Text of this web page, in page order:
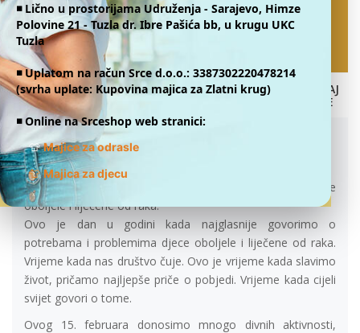
◾️ Lično u prostorijama Udruženja - Sarajevo, Himze
Polovine 21 - Tuzla dr. Ibre Pašića bb, u krugu UKC
Tuzla
◾️ Uplatom na račun Srce d.o.o.: 3387302220478214
(svrha uplate: Kupovina majica za Zlatni krug)
◾️ Online na Srceshop web stranici:
👕Majice za odrasle
👕Majica za djecu
DONIRAJ
ONLINE
ISTRAJNI U PODRŠCI. ZAJEDNO!
02.02.2023.
U susret 15. februaru – Međunarodnom danu djece
oboljele i liječene od raka.
Ovo je dan u godini kada najglasnije govorimo o
potrebama i problemima djece oboljele i liječene od raka.
Vrijeme kada nas društvo čuje. Ovo je vrijeme kada slavimo
život, pričamo najljepše priče o pobjedi. Vrijeme kada cijeli
svijet govori o tome.
Ovog 15. februara donosimo mnogo divnih aktivnosti,